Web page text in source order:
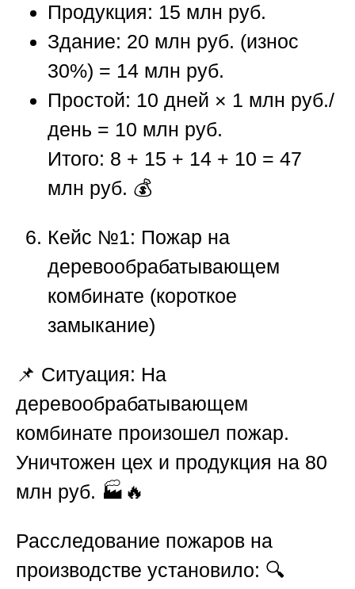
Продукция: 15 млн руб.
Здание: 20 млн руб. (износ
30%) = 14 млн руб.
Простой: 10 дней × 1 млн руб./
день = 10 млн руб.
Итого: 8 + 15 + 14 + 10 = 47
млн руб. 💰
Кейс №1: Пожар на
деревообрабатывающем
комбинате (короткое
замыкание)
📌 Ситуация: На
деревообрабатывающем
комбинате произошел пожар.
Уничтожен цех и продукция на 80
млн руб. 🏭🔥
Расследование пожаров на
производстве установило: 🔍